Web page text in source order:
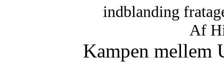
indblanding
Af
Kampen mellem